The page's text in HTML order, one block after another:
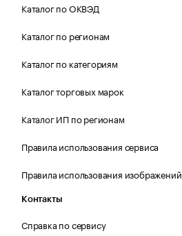
Каталог по ОКВЭД
Каталог по регионам
Каталог по категориям
Каталог торговых марок
Каталог ИП по регионам
Правила использования сервиса
Правила использования изображений
Контакты
Справка по сервису